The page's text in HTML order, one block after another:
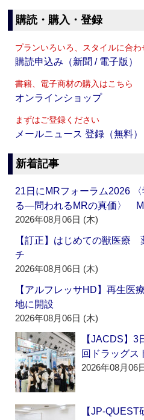
購読・購入・登録
プランいろいろ、スタイルに合わ
購読申込み（新聞 / 電子版）
書籍、電子商材の購入はこちら
オンラインショップ
まずはご登録ください
メールニュース 登録（無料）
新着記事
21日にMRフォーラム2026
る―問われるMRの真価〉
2026年08月06日 (木)
【訂正】はじめての獣医療
チ
2026年08月06日 (木)
【アルフレッサHD】再生医
地に開設
2026年08月06日 (木)
【JACDS】3
回ドラッグス
2026年08月06
【JP-